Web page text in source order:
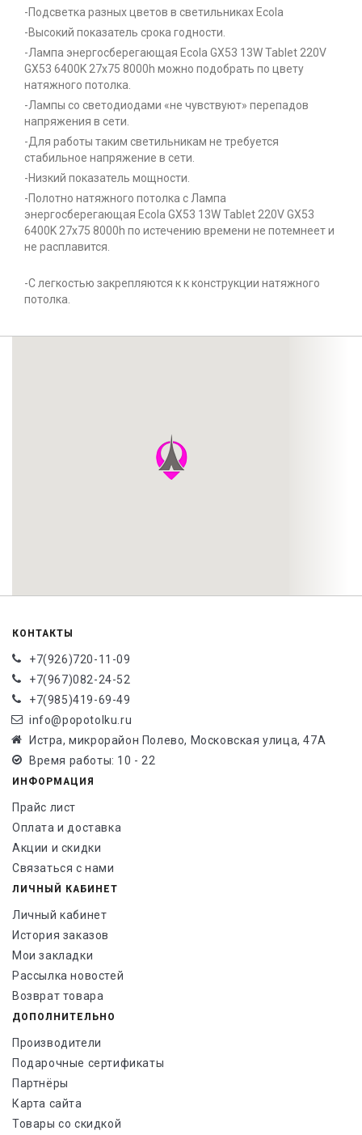
-Подсветка разных цветов в светильниках Ecola
-Высокий показатель срока годности.
-Лампа энергосберегающая Ecola GX53 13W Tablet 220V
GX53 6400K 27x75 8000h можно подобрать по цвету
натяжного потолка.
-Лампы со светодиодами «не чувствуют» перепадов
напряжения в сети.
-Для работы таким светильникам не требуется
стабильное напряжение в сети.
-Низкий показатель мощности.
-Полотно натяжного потолка с Лампа
энергосберегающая Ecola GX53 13W Tablet 220V GX53
6400K 27x75 8000h по истечению времени не потемнеет и
не расплавится.
-С легкостью закрепляются к к конструкции натяжного
потолка.
КОНТАКТЫ
+7(926)720-11-09
+7(967)082-24-52
+7(985)419-69-49
info@popotolku.ru
Истра, микрорайон Полево, Московская улица, 47А
Время работы: 10 - 22
ИНФОРМАЦИЯ
Прайс лист
Оплата и доставка
Акции и скидки
Связаться с нами
ЛИЧНЫЙ КАБИНЕТ
Личный кабинет
История заказов
Мои закладки
Рассылка новостей
Возврат товара
ДОПОЛНИТЕЛЬНО
Производители
Подарочные сертификаты
Партнёры
Карта сайта
Товары со скидкой